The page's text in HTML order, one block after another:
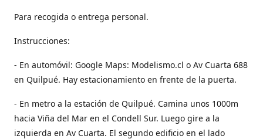
Para recogida o entrega personal.
Instrucciones:
- En automóvil: Google Maps: Modelismo.cl o Av Cuarta 688
en Quilpué. Hay estacionamiento en frente de la puerta.
- En metro a la estación de Quilpué. Camina unos 1000m
hacia Viña del Mar en el Condell Sur. Luego gire a la
izquierda en Av Cuarta. El segundo edificio en el lado